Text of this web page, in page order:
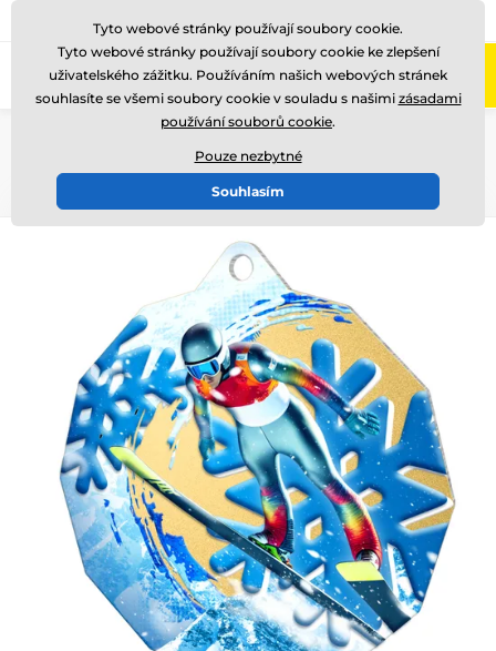
Zavolejte nám (Po-Pá 8-17)
Tyto webové stránky používají soubory cookie.
Tyto webové stránky používají soubory cookie ke zlepšení
uživatelského zážitku. Používáním našich webových stránek
souhlasíte se všemi soubory cookie v souladu s našimi zásadami
používání souborů cookie.
Pouze nezbytné
Souhlasím